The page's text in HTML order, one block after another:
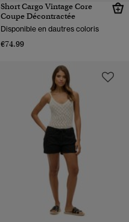
Short Cargo Vintage Core
Coupe Décontractée
Disponible en dautres coloris
€74.99